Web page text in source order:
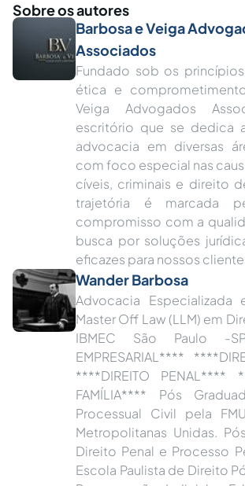
Sobre os autores
Barbosa e Veiga
Associados
Fundado sob os
ética e
Veiga Advogados
escritório que se dedica
advocacia em diversas
com foco especial nas
cíveis, criminais e direito
trajetória é marcada
compromisso com a
busca por soluções
eficazes para nossos
Wander Barbosa
Advocacia Especializada
Master Off Law (LLM) em
IBMEC São Paulo -
EMPRESARIAL****
****DIREITO PENAL****
FAMÍLIA**** Pós
Processual Civil pela
Metropolitanas Unidas.
Direito Penal e Processo
Escola Paulista de Direito